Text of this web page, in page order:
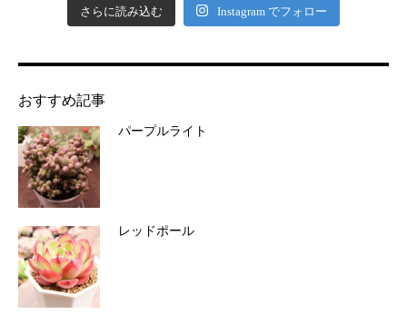
さらに読み込む Instagram でフォロー
おすすめ記事
パープルライト
レッドポール